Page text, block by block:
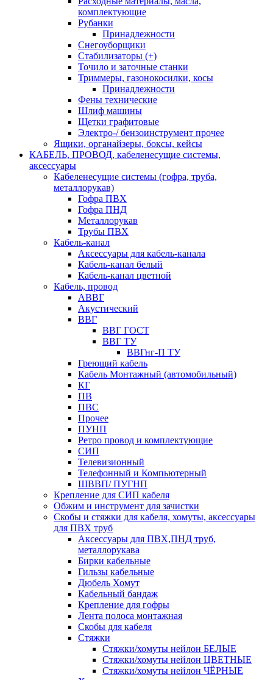
комплектующие
Рубанки
Принадлежности
Снегоуборщики
Стабилизаторы (+)
Точило и заточные станки
Триммеры, газонокосилки, косы
Принадлежности
Фены технические
Шлиф машины
Щетки графитовые
Электро-/ бензоинструмент прочее
Ящики, органайзеры, боксы, кейсы
КАБЕЛЬ, ПРОВОД, кабеленесущие системы,
аксессуары
Кабеленесущие системы (гофра, труба,
металлорукав)
Гофра ПВХ
Гофра ПНД
Металлорукав
Трубы ПВХ
Кабель-канал
Аксессуары для кабель-канала
Кабель-канал белый
Кабель-канал цветной
Кабель, провод
АВВГ
Акустический
ВВГ
ВВГ ГОСТ
ВВГ ТУ
ВВГнг-П ТУ
Греющий кабель
Кабель Монтажный (автомобильный)
КГ
ПВ
ПВС
Прочее
ПУНП
Ретро провод и комплектующие
СИП
Телевизионный
Телефонный и Компьютерный
ШВВП/ ПУГНП
Крепление для СИП кабеля
Обжим и инструмент для зачистки
Скобы и стяжки для кабеля, хомуты, аксессуары
для ПВХ труб
Аксессуары для ПВХ,ПНД труб,
металлорукава
Бирки кабельные
Гильзы кабельные
Дюбель Хомут
Кабельный бандаж
Крепление для гофры
Лента полоса монтажная
Скобы для кабеля
Стяжки
Стяжки/хомуты нейлон БЕЛЫЕ
Стяжки/хомуты нейлон ЦВЕТНЫЕ
Стяжки/хомуты нейлон ЧЁРНЫЕ